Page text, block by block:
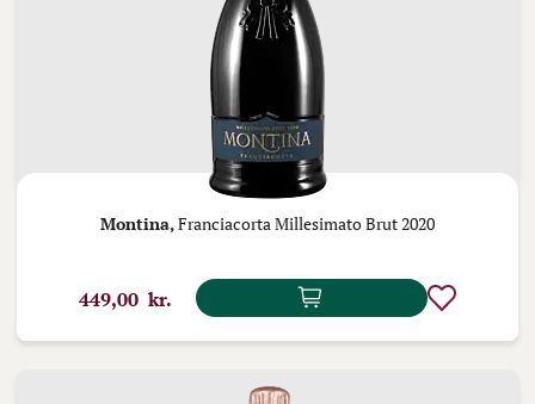
Montina,Franciacorta Millesimato Brut 2020
449,00 kr.